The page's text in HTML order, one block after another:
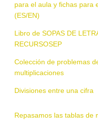
para el aula y fichas para
(ES/EN)
Libro de SOPAS DE
RECURSOSEP
Colección de problemas
multiplicaciones
Divisiones entre una cifra
Repasamos las tablas de